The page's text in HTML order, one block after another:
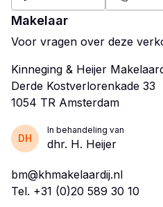
Makelaar
Voor vragen over deze
Kinneging & Heijer
Derde Kostverlorenkade 33
DH
In behandeling van
dhr. H. Heijer
bm@khmakelaardij.nl
Tel. +31 (0)20 589 30 10